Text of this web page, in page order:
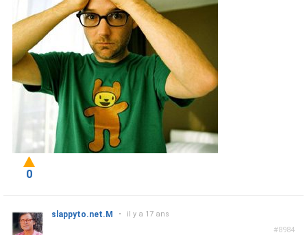
0
#8984
slappyto.net.M • il y a 17 ans